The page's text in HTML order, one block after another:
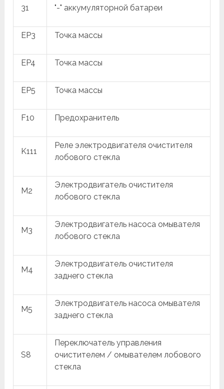
31 "-" аккумуляторной батареи
EP3 Точка массы
EP4 Точка массы
EP5 Точка массы
F10 Предохранитель
K111
Реле электродвигателя очистителя
лобового стекла
M2
Электродвигатель очистителя
лобового стекла
M3
Электродвигатель насоса омывателя
лобового стекла
M4
Электродвигатель очистителя
заднего стекла
M5
Электродвигатель насоса омывателя
заднего стекла
S8
Переключатель управления
очистителем / омывателем лобового
стекла